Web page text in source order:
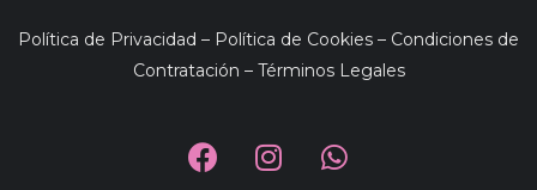
Política de Privacidad – Política de Cookies – Condiciones de
Contratación – Términos Legales